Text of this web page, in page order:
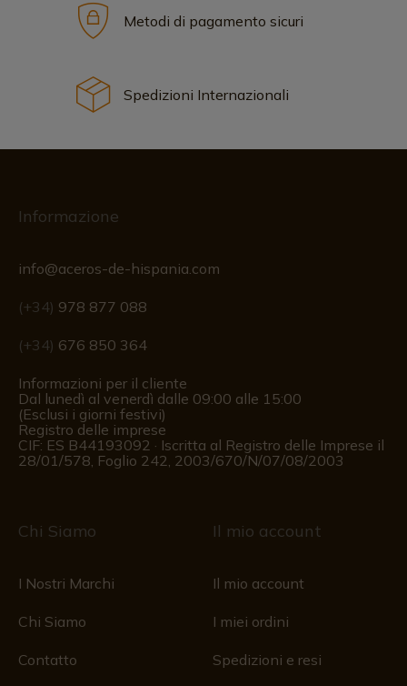
Metodi di pagamento sicuri
Spedizioni Internazionali
Informazione
info@aceros-de-hispania.com
(+34) 978 877 088
(+34) 676 850 364
Informazioni per il cliente
Dal lunedì al venerdì dalle 09:00 alle 15:00
(Esclusi i giorni festivi)
Registro delle imprese
CIF: ES B44193092 · Iscritta al Registro delle Imprese il
28/01/578, Foglio 242, 2003/670/N/07/08/2003
Chi Siamo
I Nostri Marchi
Chi Siamo
Contatto
Il mio account
Il mio account
I miei ordini
Spedizioni e resi